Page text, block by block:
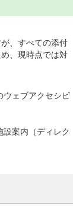
、すべての添付
、現時点では対
ウェブアクセシビ
案内（ディレク